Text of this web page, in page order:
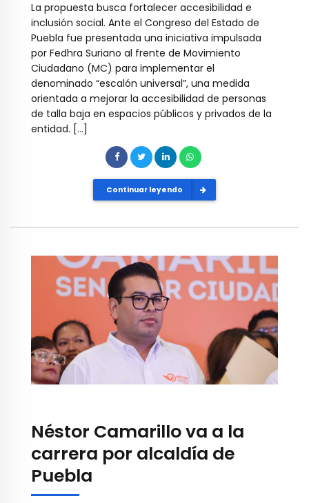
La propuesta busca fortalecer accesibilidad e
inclusión social. Ante el Congreso del Estado de
Puebla fue presentada una iniciativa impulsada
por Fedhra Suriano al frente de Movimiento
Ciudadano (MC) para implementar el
denominado “escalón universal”, una medida
orientada a mejorar la accesibilidad de personas
de talla baja en espacios públicos y privados de la
entidad. […]
Continuar leyendo
Néstor Camarillo va a la
carrera por alcaldía de
Puebla